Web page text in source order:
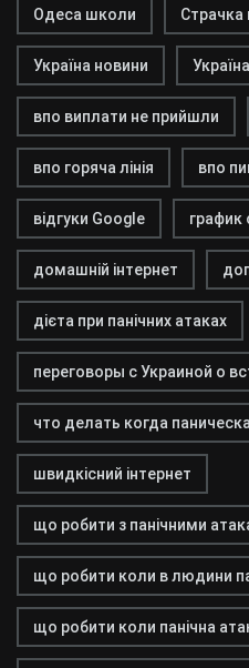
Одеса школи Страчка
Україна новини
впо виплати не прийшли
впо горяча лінія впо
відгуки Google график
домашній інтернет
дієта при панічних атаках
переговоры с Украиной о
что делать когда
швидкісний інтернет
що робити з панічними
що робити коли в людини
що робити коли панічна